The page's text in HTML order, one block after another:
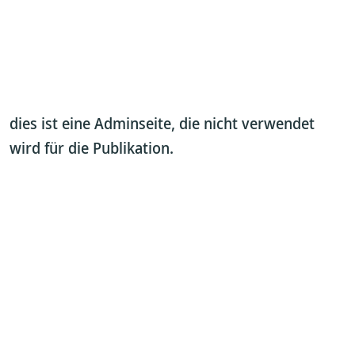
dies ist eine Adminseite, die nicht verwendet
wird für die Publikation.